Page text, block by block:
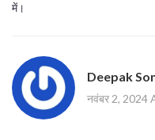
में।
Deepak
नवंबर 2, 2024